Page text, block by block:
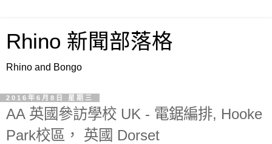
Rhino 新聞部落格
Rhino and Bongo
2016年6月8日 星期三
AA 英國參訪學校 UK - 電鋸編排, Hooke
Park校區， 英國 Dorset